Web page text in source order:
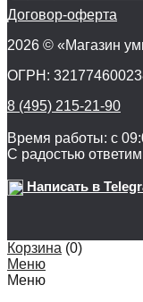
Договор-оферта
2026 © «Магазин
ОГРН:
8 (495) 215-21-90
Время работы: с
С радостью
Написать в
Корзина (0)
Меню
Меню